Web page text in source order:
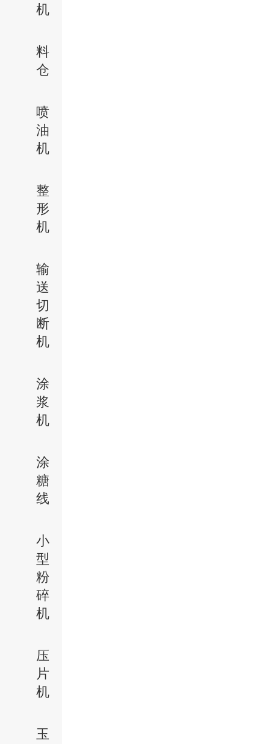
机
料
仓
喷
油
机
整
形
机
输
送
切
断
机
涂
浆
机
涂
糖
线
小
型
粉
碎
机
压
片
机
玉